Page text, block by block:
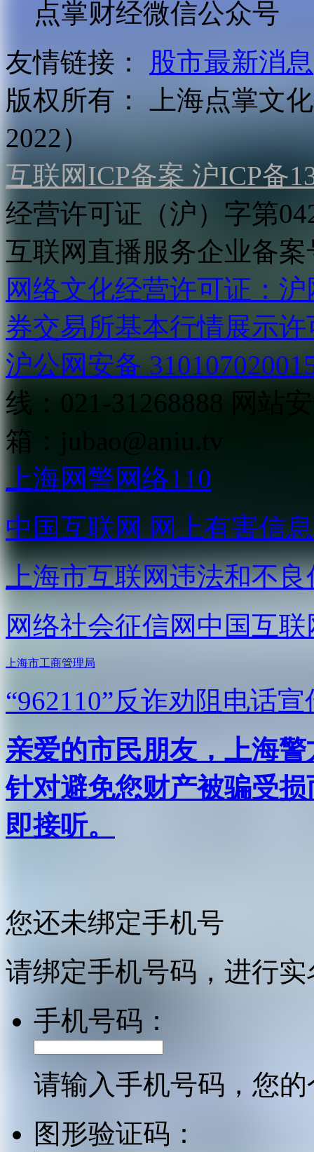
点掌财经微信公众号
友情链接：
股市最新消息
版权所有：
上海点掌文
2022）
互联网ICP备案 沪ICP备
经营许可证（沪）字第
互联网直播服务企业备案
网络文化经营许可证：
券交易所基本行情展示许
沪公网安备
线：021-31268888 网站
箱：
上海网警网络110
中国互联网 网上有害信
上海市互联网违法和不
网络社会征信网 中国互
上海市工商管理局
“962110”反诈劝阻电话宣
亲爱的市民朋友，上海
针对避免您财产被骗受
即接听。
您还未绑定手机号
请绑定手机号码，进行
手机号码：
请输入手机号码，您
图形验证码：